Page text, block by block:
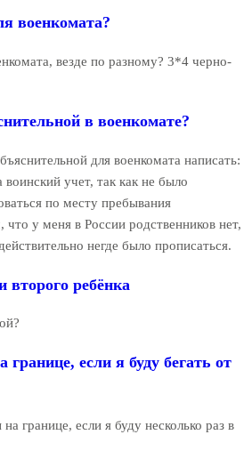
военкомата?
везде по разному? 3*4 черно-
в военкомате?
для военкомата написать:
воинский учет, так как не было
по месту пребывания
что у меня в России родственников нет,
негде было прописаться.
ребёнка
если я буду бегать от
границе, если я буду несколько раз в